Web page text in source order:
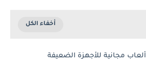
تحميل أفضل 5 ألعاب مجانية للأجهزة الضعيفة